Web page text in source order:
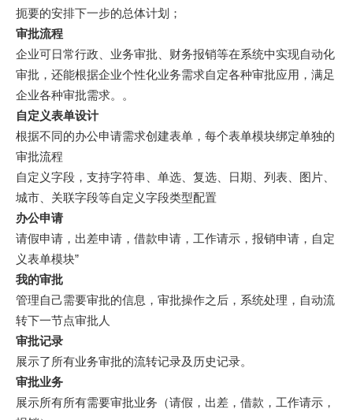
扼要的安排下一步的总体计划；
审批流程
企业可日常行政、业务审批、财务报销等在系统中实现自动化
审批，还能根据企业个性化业务需求自定各种审批应用，满足
企业各种审批需求。。
自定义表单设计
根据不同的办公申请需求创建表单，每个表单模块绑定单独的
审批流程
自定义字段，支持字符串、单选、复选、日期、列表、图片、
城市、关联字段等自定义字段类型配置
办公申请
请假申请，出差申请，借款申请，工作请示，报销申请，自定
义表单模块”
我的审批
管理自己需要审批的信息，审批操作之后，系统处理，自动流
转下一节点审批人
审批记录
展示了所有业务审批的流转记录及历史记录。
审批业务
展示所有所有需要审批业务（请假，出差，借款，工作请示，